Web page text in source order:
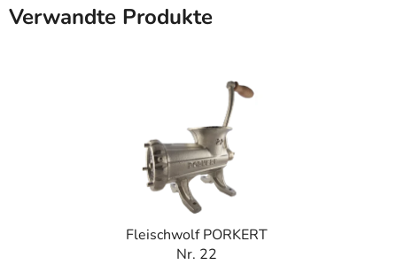
Verwandte Produkte
Fleischwolf PORKERT
Nr. 22